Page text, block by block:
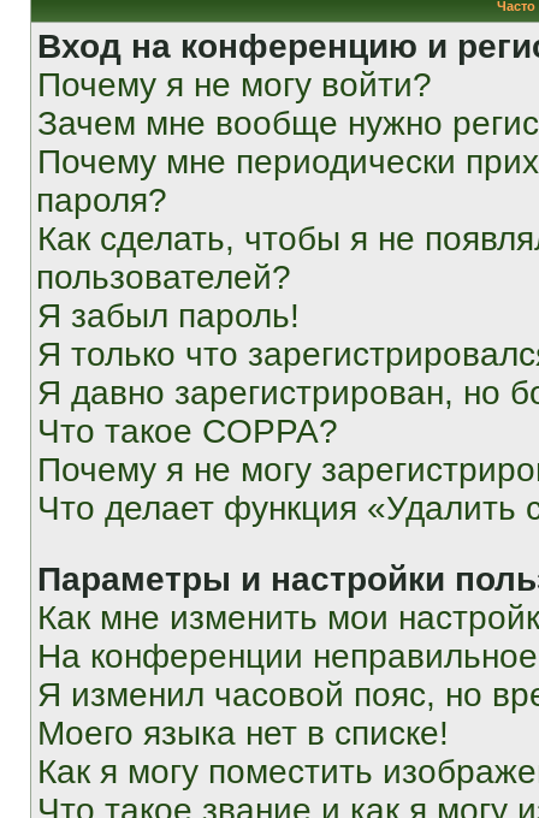
Вход на конференцию и
Почему я не могу войти?
Зачем мне вообще нужно
Почему мне периодически
пароля?
Как сделать, чтобы я не
пользователей?
Я забыл пароль!
Я только что
Я давно зарегистрирован, но
Что такое COPPA?
Почему я не могу
Что делает функция «Удалить
Параметры и настройки
Как мне изменить мои
На конференции
Я изменил часовой пояс, но
Моего языка нет в списке!
Как я могу поместить
Что такое звание и как я могу